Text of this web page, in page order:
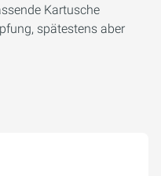
Kartusche
spätestens aber